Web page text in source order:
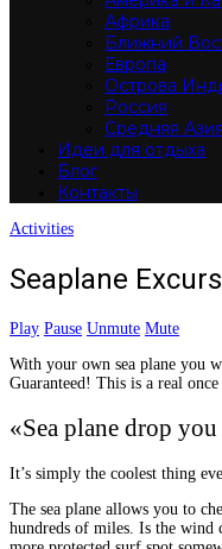
Африка
Ближний
Европа
Острова
Россия
Средняя
Идеи для отдыха
Блог
Контакты
Activities
Seaplane
Play Pause Unmute Mute
With your own sea plane you
Guaranteed! This is a real
«Sea plane drop
It’s simply the coolest thing
The sea plane allows you to
hundreds of miles. Is the